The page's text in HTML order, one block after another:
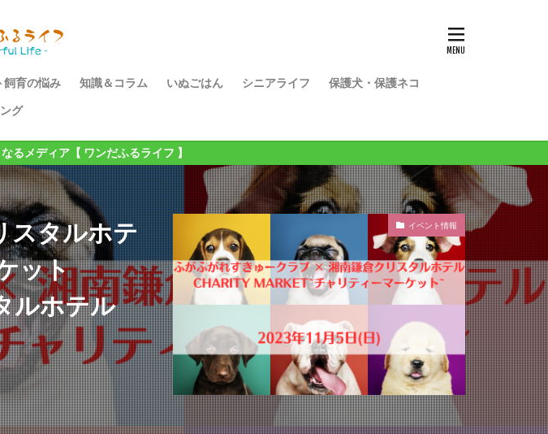
飼育の悩み 知識＆コラム いぬごはん シニアライフ
保護犬・保護ネコ
グ
ンだふるライフ 】
スタルホテ
ット
ルホテル
イベント情報